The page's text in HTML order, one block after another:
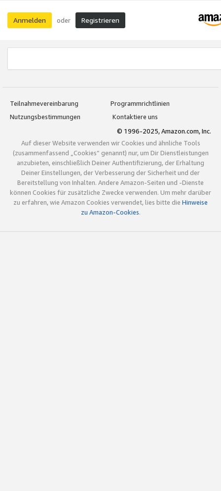
Anmelden oder Registrieren
Teilnahmevereinbarung
Programmrichtlinien
Nutzungsbestimmungen
Kontaktiere uns
© 1996-2025, Amazon.com, Inc.
Auf dieser Website verwenden wir Cookies und ähnliche Tools
(zusammenfassend „Cookies“ genannt) nur, um Dir Dienstleistungen
anzubieten, einschließlich Deiner Authentifizierung, der Erhaltung
Deiner Einstellungen, der Verbesserung der Sicherheit und der
Bereitstellung von Inhalten. Andere Amazon-Seiten und -Dienste
können Cookies für zusätzliche Zwecke verwenden. Um mehr darüber
zu erfahren, wie Amazon Cookies verwendet, lies bitte die Hinweise
zu Amazon-Cookies.